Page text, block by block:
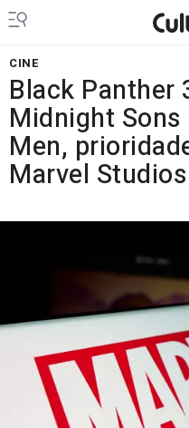
CINE
Black Panther
Midnight
Men,
Marvel Studios